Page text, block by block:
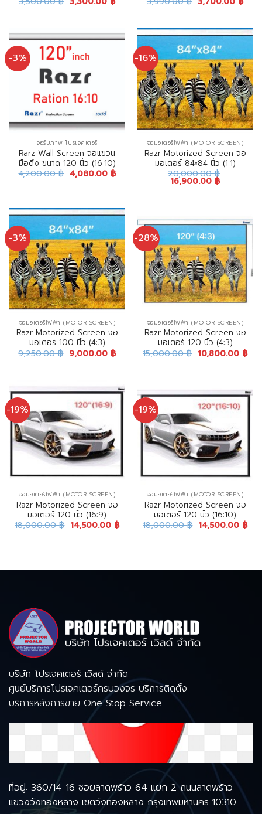
-3%
จอรับภาพ โปรเจคเตอร์
Rarz Wall Screen จอแขวน
มือดึง ขนาด 120 นิ้ว (16:10)
4,200.00฿ 4,080.00 ฿
-16%
จอมอเตอร์ไฟฟ้า (MOTOR SCREEN)
Razr Motorized Screen จอ
มอเตอร์ 84×84 นิ้ว (1:1)
20,000.00฿
16,900.00 ฿
-3%
จอมอเตอร์ไฟฟ้า (MOTOR SCREEN)
Razr Motorized Screen จอ
มอเตอร์ 100 นิ้ว (4:3)
9,250.00฿ 9,000.00 ฿
-28%
จอมอเตอร์ไฟฟ้า (MOTOR SCREEN)
Razr Motorized Screen จอ
มอเตอร์ 120 นิ้ว (4:3)
15,000.00฿ 10,800.00 ฿
-19%
จอมอเตอร์ไฟฟ้า (MOTOR SCREEN)
Razr Motorized Screen จอ
มอเตอร์ 120 นิ้ว (16:9)
18,000.00฿ 14,500.00 ฿
-19%
จอมอเตอร์ไฟฟ้า (MOTOR SCREEN)
Razr Motorized Screen จอ
มอเตอร์ 120 นิ้ว (16:10)
18,000.00฿ 14,500.00 ฿
บริษัท โปรเจคเตอร์ เวิลด์ จำกัด
ศูนย์บริการโปรเจคเตอร์ครบวงจร บริการติดตั้ง
บริการหลังการขาย One Stop Service
ที่อยู่: 360/14-16 ซอยลาดพร้าว 64 แยก 2 ถนนลาดพร้าว
แขวงวังทองหลาง เขตวังทองหลาง กรุงเทพมหานคร 10310